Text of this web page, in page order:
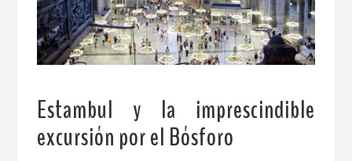
Estambul y la imprescindible
excursión por el Bósforo